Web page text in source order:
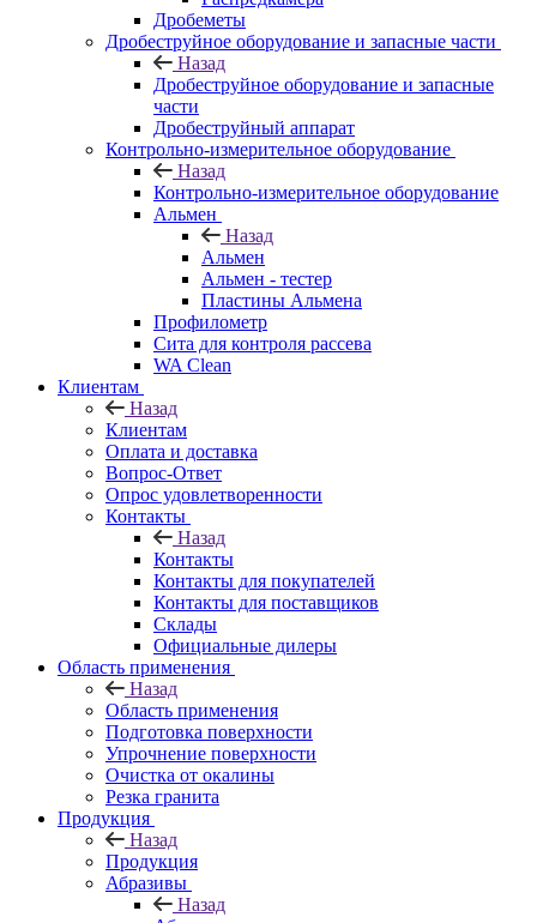
Дробеметы
Дробеструйное оборудование и запасные части
Назад
Дробеструйное оборудование и запасные
части
Дробеструйный аппарат
Контрольно-измерительное оборудование
Назад
Контрольно-измерительное оборудование
Альмен
Назад
Альмен
Альмен - тестер
Пластины Альмена
Профилометр
Сита для контроля рассева
WA Clean
Клиентам
Назад
Клиентам
Оплата и доставка
Вопрос-Ответ
Опрос удовлетворенности
Контакты
Назад
Контакты
Контакты для покупателей
Контакты для поставщиков
Склады
Официальные дилеры
Область применения
Назад
Область применения
Подготовка поверхности
Упрочнение поверхности
Очистка от окалины
Резка гранита
Продукция
Назад
Продукция
Абразивы
Назад